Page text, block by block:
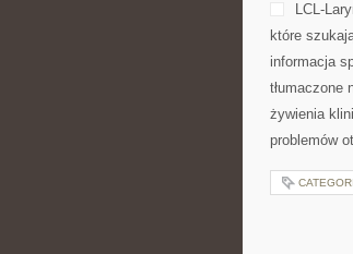
LCL-
które
informacja
tłumaczone
żywienia
problemów